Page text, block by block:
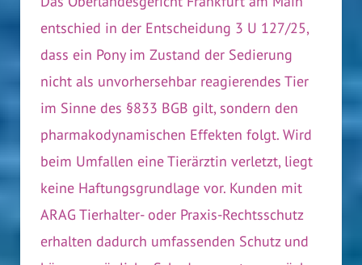
entschied in der Entscheidung 3 U 127/25,
dass ein Pony im Zustand der Sedierung
nicht als unvorhersehbar reagierendes Tier
im Sinne des §833 BGB gilt, sondern den
pharmakodynamischen Effekten folgt. Wird
beim Umfallen eine Tierärztin verletzt, liegt
keine Haftungsgrundlage vor. Kunden mit
ARAG Tierhalter- oder Praxis-Rechtsschutz
erhalten dadurch umfassenden Schutz und